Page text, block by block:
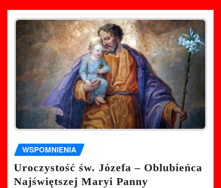
WSPOMNIENIA
Uroczystość św. Józefa – Oblubieńca
Najświętszej Maryi Panny